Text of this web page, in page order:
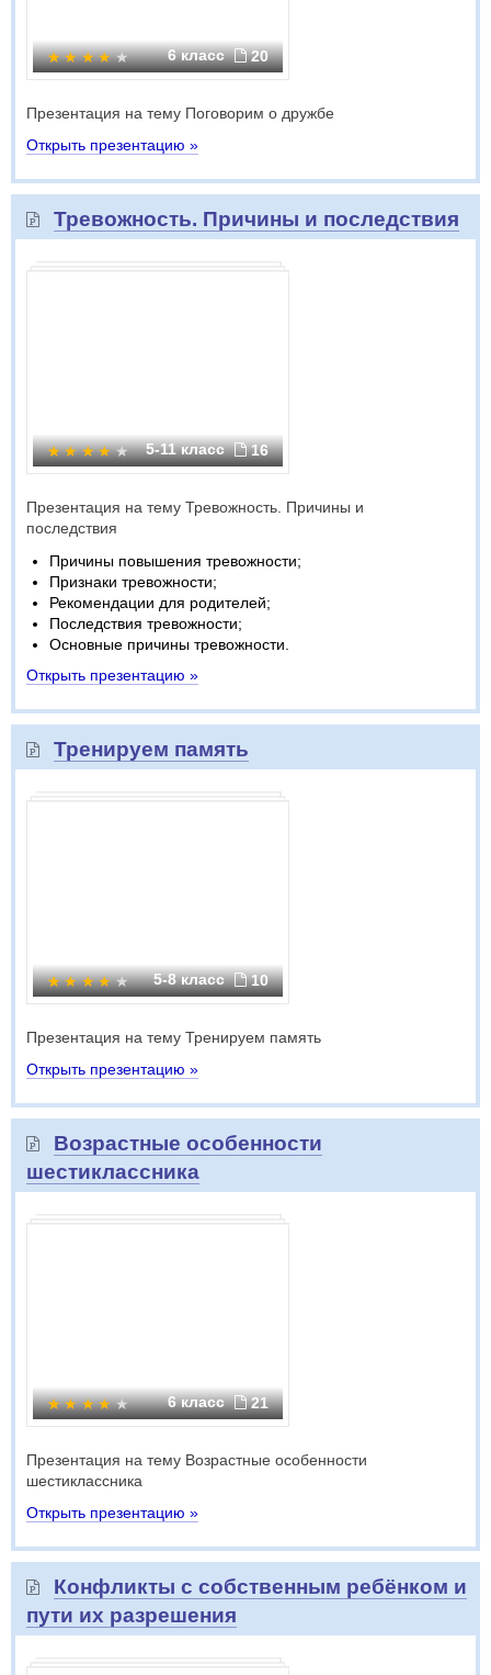
6 класс 20
Презентация на тему Поговорим о дружбе
Открыть презентацию »
Тревожность. Причины и последствия
5-11 класс 16
Презентация на тему Тревожность. Причины и
последствия
Причины повышения тревожности;
Признаки тревожности;
Рекомендации для родителей;
Последствия тревожности;
Основные причины тревожности.
Открыть презентацию »
Тренируем память
5-8 класс 10
Презентация на тему Тренируем память
Открыть презентацию »
Возрастные особенности
шестиклассника
6 класс 21
Презентация на тему Возрастные особенности
шестиклассника
Открыть презентацию »
Конфликты с собственным ребёнком и
пути их разрешения